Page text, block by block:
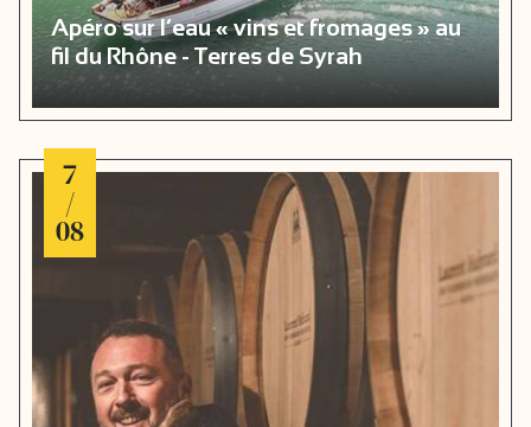
Apéro sur l’eau « vins et fromages » au
fil du Rhône - Terres de Syrah
7
/
08